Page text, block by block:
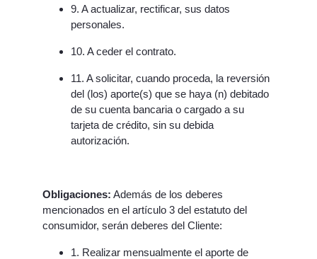
9. A actualizar, rectificar, sus datos
personales.
10. A ceder el contrato.
11. A solicitar, cuando proceda, la reversión
del (los) aporte(s) que se haya (n) debitado
de su cuenta bancaria o cargado a su
tarjeta de crédito, sin su debida
autorización.
Obligaciones: Además de los deberes
mencionados en el artículo 3 del estatuto del
consumidor, serán deberes del Cliente:
1. Realizar mensualmente el aporte de